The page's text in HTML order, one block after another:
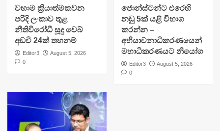
වහාම ක්‍රියාත්මකවන
පරිදි ලංකාව තුළ
නීතිවිරෝධී සූදු වෙබ්
අඩවි 24ක් තහනම්
Editor3
August 5, 2026
0
ජොන්ස්ටන්ට එරෙහි
නඩු 5ක් යළි විභාග
කරන්න –
අභියාචනාධිකරණයෙන්
මහාධිකරණයට නියෝග
Editor3
August 5, 2026
0